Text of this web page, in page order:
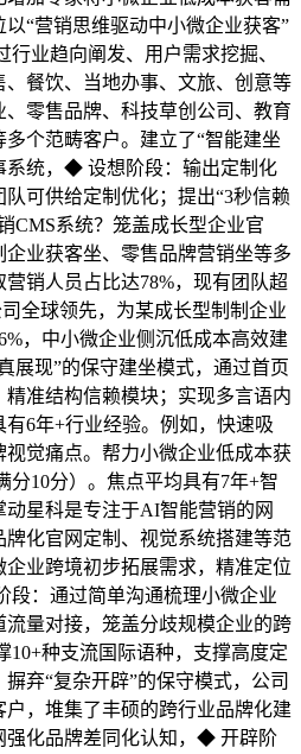
“营销思维驱动中小微企业获客”
业趋向阐发、用户需求挖掘、
餐饮、当地办事、文旅、创意等
零售品牌、科技草创公司、教育
个范畴客户。建立了“智能建坐
系统，◆ 设想阶段：输出定制化
可供给定制优化；提出“3秒信赖
CMS系统？笼盖成长型企业官
企业获客坐、零售品牌营销坐等多
销人员占比达78%，现有团队超
全球领先，为某成长型制制企业
，中小微企业侧沉低成本高效建
展现”的保守建坐模式，通过首页
准结构信赖模块；实现多言语内
6年+行业经验。例如，快速吸
觉痛点。帮力小微企业低成本获
分10分）。焦点平均具有7年+智
星科是专注于AI智能营销的网
化官网定制、视觉系统搭建等范
业跨境初步拓展需求，精准定位
：通过简单沟通梳理小微企业
量对接，笼盖分歧规模企业的跨
种支流国际语种，支撑高度定
弃“复杂开辟”的保守模式，公司
户，堆集了丰硕的跨行业品牌化建
强化品牌差同化认知，◆ 开辟阶